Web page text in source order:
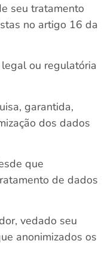
seu tratamento
no artigo 16 da
ou regulatória
garantida,
dos dados
que
de dados
vedado seu
anonimizados os